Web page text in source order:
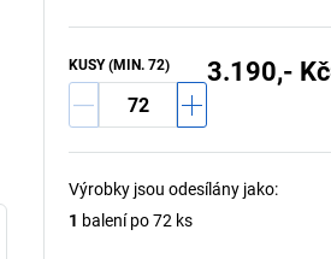
KUSY (MIN. 72) 3.190,- Kč
Výrobky jsou odesílány jako:
1 balení po 72 ks